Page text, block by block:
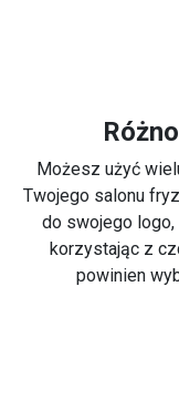
Możesz użyć
Twojego salonu
do swojego
korzystając z
powinien